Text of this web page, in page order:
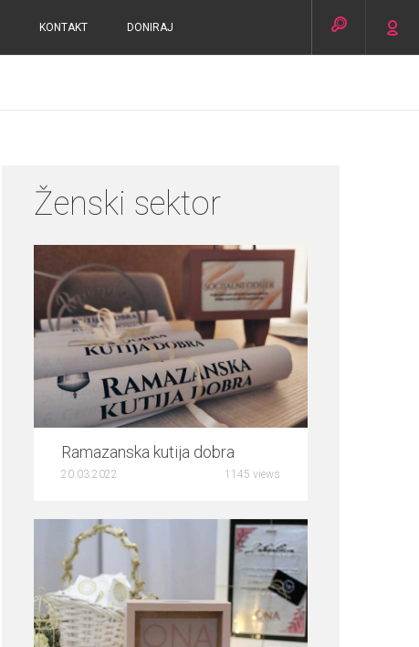
KONTAKT DONIRAJ
Ženski sektor
Ramazanska kutija dobra
20.03.2022 1145 views